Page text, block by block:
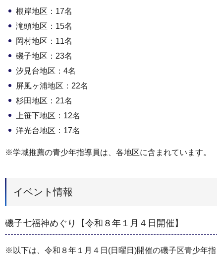
根岸地区：17名
滝頭地区：15名
岡村地区：11名
磯子地区：23名
汐見台地区：4名
屏風ヶ浦地区：22名
杉田地区：21名
上笹下地区：12名
洋光台地区：17名
※学域推薦の青少年指導員は、各地区に含まれています。
イベント情報
磯子七福神めぐり【令和８年１月４日開催】
※以下は、令和８年１月４日(日曜日)開催の磯子区青少年指